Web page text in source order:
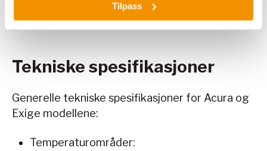
Tilpass
Exige 240+240L Lab Combi White
Tekniske spesifikasjoner
Generelle tekniske spesifikasjoner for Acura og
Exige modellene:
Temperaturområder: